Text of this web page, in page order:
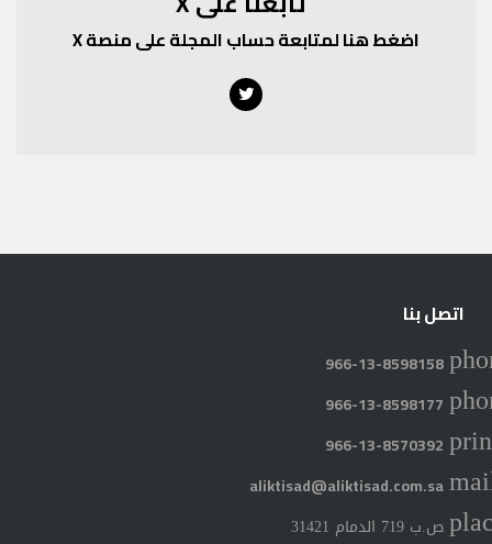
اضغط هنا لمتابعة حساب المجلة على منصة X
Twitter
اتصل بنا
966-13-8598158
966-13-8598177
966-13-8570392
aliktisad@aliktisad.com.sa
ص.ب 719 الدمام 31421